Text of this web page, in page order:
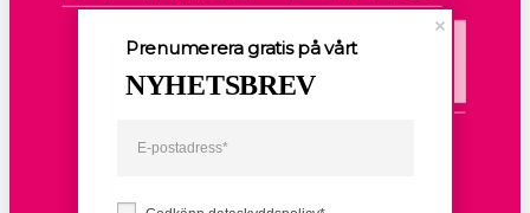
Prenumerera gratis på vårt
NYHETSBREV